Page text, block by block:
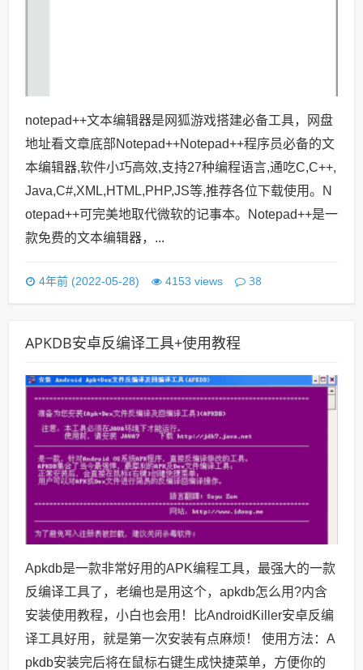
notepad++文本编辑器是网狐游戏搭建必备工具，网盘
地址看文章底部Notepad++Notepad++程序员必备的文
本编辑器,软件小巧高效,支持27种编程语言,通吃C,C++,
Java,C#,XML,HTML,PHP,JS等,推荐各位下载使用。N
otepad++可完美地取代微软的记事本。Notepad++是一
款免费的文本编辑器，...
4年前 (2022-05-28) 4153 views 38
APKDB安卓反编译工具+使用教程
Apkdb是一款非常好用的APK编程工具，最强大的一款
反编译工具了，老编也是用这个，apkdb怎么用?内含
安装使用教程，小白也会用！比AndroidKiller安卓反编
译工具好用，就是第一次安装有点麻烦！ 使用方法：A
pkdb安装完后将在鼠标右键生成快捷菜单，方便你的